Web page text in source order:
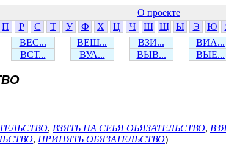
О проекте
П Р С Т У Ф Х Ц Ч Ш Щ Ы Э Ю
ВЕС... ВЕШ... ВЗИ... ВИА...
ВСТ... ВУА... ВЫВ... ВЫЕ...
, ВЗЯТЬ НА СЕБЯ ОБЯЗАТЕЛЬСТВО,
, ПРИНЯТЬ ОБЯЗАТЕЛЬСТВО)